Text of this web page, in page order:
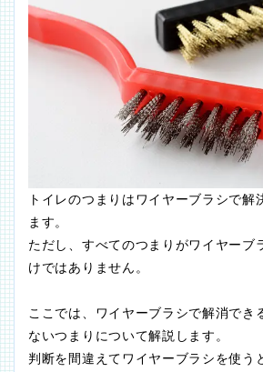
トイレのつまりはワイヤーブラシで解
ます。
ただし、すべてのつまりがワイヤーブ
けではありません。
ここでは、ワイヤーブラシで解消でき
ないつまりについて解説します。
判断を間違えてワイヤーブラシを使う